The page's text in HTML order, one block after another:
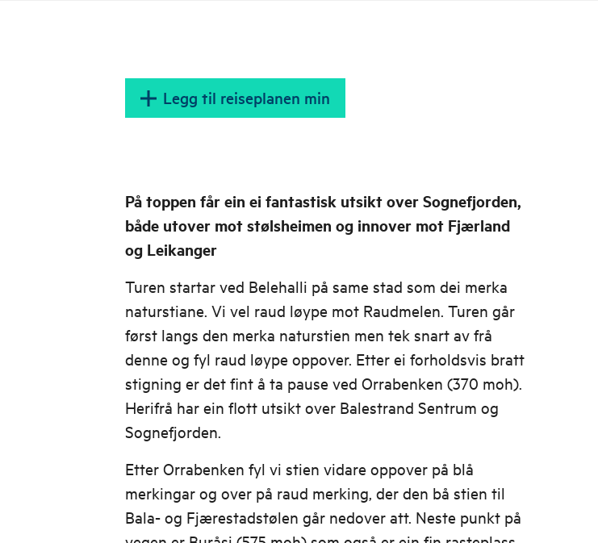
Legg til reiseplanen min
På toppen får ein ei fantastisk utsikt over Sognefjorden,
både utover mot stølsheimen og innover mot Fjærland
og Leikanger
Turen startar ved Belehalli på same stad som dei merka
naturstiane. Vi vel raud løype mot Raudmelen. Turen går
først langs den merka naturstien men tek snart av frå
denne og fyl raud løype oppover. Etter ei forholdsvis bratt
stigning er det fint å ta pause ved Orrabenken (370 moh).
Herifrå har ein flott utsikt over Balestrand Sentrum og
Sognefjorden.
Etter Orrabenken fyl vi stien vidare oppover på blå
merkingar og over på raud merking, der den bå stien til
Bala- og Fjærestadstølen går nedover att. Neste punkt på